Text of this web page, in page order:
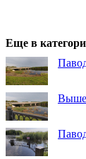
Еще в
Выше